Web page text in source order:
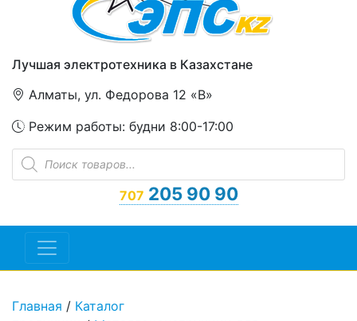
Лучшая электротехника в Казахстане
Алматы, ул. Федорова 12 «В»
Режим работы: будни 8:00-17:00
Поиск
товаров
707 205 90 90
Главная / Каталог